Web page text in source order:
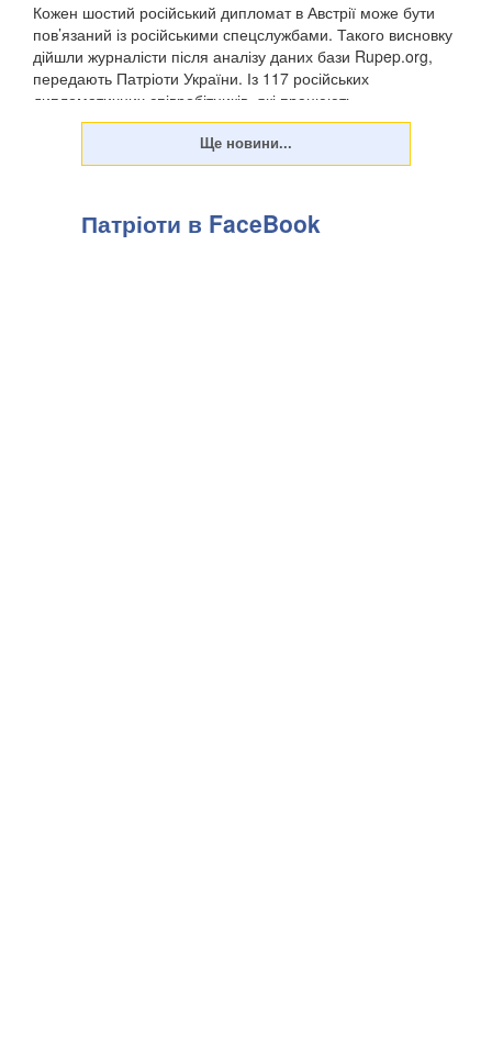
Кожен шостий російський дипломат в Австрії може бути
пов’язаний із російськими спецслужбами. Такого висновку
дійшли журналісти після аналізу даних бази Rupep.org,
передають Патріоти України. Із 117 російських
дипломатичних співробітників, які працюють ...
Патріоти в FaceBook